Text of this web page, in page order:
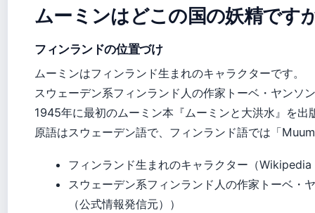
ムーミンはどこの国の妖精です
フィンランドの位置づけ
ムーミンはフィンランド生まれのキャラクターです。
スウェーデン系フィンランド人の作家トーベ・ヤンソ
1945年に最初のムーミン本『ムーミンと大洪水』を出
原語はスウェーデン語で、フィンランド語では「
フィンランド生まれのキャラクター（
スウェーデン系フィンランド人の作家トーベ・
（公式情報発信元））